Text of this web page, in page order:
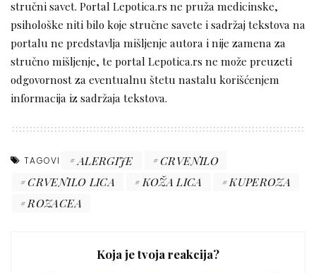
stručni savet. Portal Lepotica.rs ne pruža medicinske,
psihološke niti bilo koje stručne savete i sadržaj tekstova na
portalu ne predstavlja mišljenje autora i nije zamena za
stručno mišljenje, te portal Lepotica.rs ne može preuzeti
odgovornost za eventualnu štetu nastalu korišćenjem
informacija iz sadržaja tekstova.
TAGOVI ALERGIJE
CRVENILO
CRVENILO LICA
KOŽA LICA
KUPEROZA
ROZACEA
Koja je tvoja reakcija?